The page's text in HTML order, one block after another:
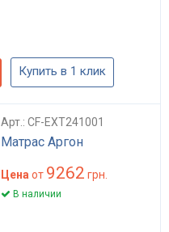
Купить в 1 клик
Арт.: CF-EXT241001
Матрас Аргон
Цена от 9262 грн.
В наличии